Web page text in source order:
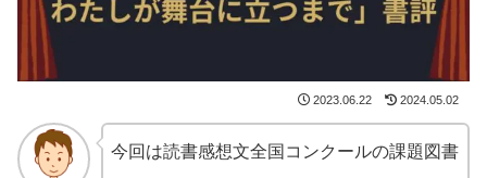
2023.06.22 2024.05.02
今回は読書感想文全国コンクールの課題図書